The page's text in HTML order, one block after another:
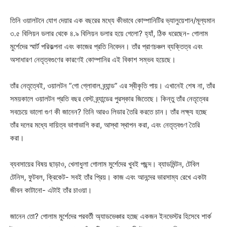
তিনি ওয়ালটনে যোগ দেয়ার এক বছরের মধ্যে কীভাবে কোম্পানিটির ভ্যালুয়েশান/মূল্যমান
৩.৫ বিলিয়ন ডলার থেকে ৪.৯ বিলিয়ন ডলার হয়ে গেলো? হ্যাঁ, ঠিক ধরেছেন- গোলাম
মুর্শেদের স্মার্ট পরিকল্পনা এবং কাজের প্রতি নিবেদন। তাঁর প্রাণচঞ্চল ব্যক্তিত্ব এবং
অসাধারণ নেতৃত্বগুণের কারণেই কোম্পানির এই বিকাশ সম্ভব হয়েছে।
তাঁর নেতৃত্বেই, ওয়ালটন “গো গ্লোবাল ব্র্যান্ড” এর স্বীকৃতি পায়। এখানেই শেষ না, তাঁর
সময়কালে ওয়ালটন প্রতি বছর বেস্ট ব্র্যান্ডের পুরস্কার জিতেছে। কিন্তু তাঁর নেতৃত্বের
সবচেয়ে ভালো গুণ কী জানেন? তিনি আরও লিডার তৈরি করতে চান। তাঁর লক্ষ্য হচ্ছে
তাঁর দলের মধ্যে দায়িত্ব ভাগাভাগি করা, আস্থা স্থাপন করা, এবং নেতৃত্বগুণ তৈরি
করা।
ব্যবসায়ের বিষয় ছাড়াও, খেলাধুলা গোলাম মুর্শেদের খুবই পছন্দ। ব্যাডমিন্টন, টেবিল
টেনিস, ফুটবল, ক্রিকেট- সবই তাঁর প্রিয়। কাজ এবং আনন্দের ভারসাম্য রেখে একটা
জীবন কাটানো- এটাই তাঁর চাওয়া।
জানেন তো? গোলাম মুর্শেদের পরবর্তী অ্যাডভেঞ্চার হচ্ছে একজন ইনভেস্টর হিসেবে শার্ক